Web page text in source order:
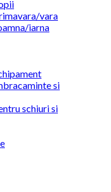
vara
iarna
si
schiuri si